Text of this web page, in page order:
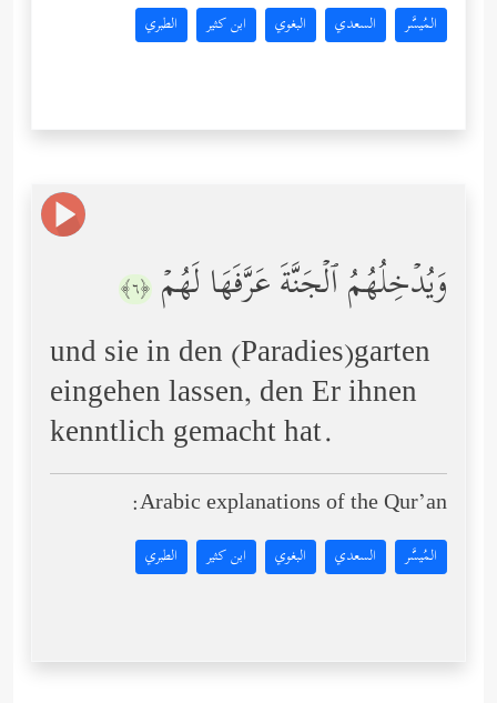
المُيسَّر السعدي البغوي ابن كثير الطبري
وَیُدۡخِلُهُمُ ٱلۡجَنَّةَ عَرَّفَهَا لَهُمۡ ﴿٦﴾
und sie in den (Paradies)garten
eingehen lassen, den Er ihnen
kenntlich gemacht hat.
Arabic explanations of the Qur’an:
المُيسَّر السعدي البغوي ابن كثير الطبري